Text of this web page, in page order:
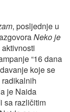
, posljednje u
Neko je
“16 dana
koje se
je Naida
sa različitim